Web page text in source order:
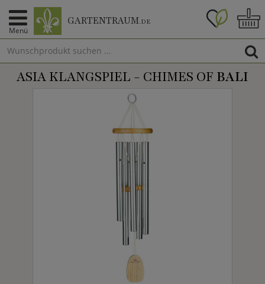
Menü
GARTENTRAUM.DE
ASIA KLANGSPIEL - CHIMES OF BALI